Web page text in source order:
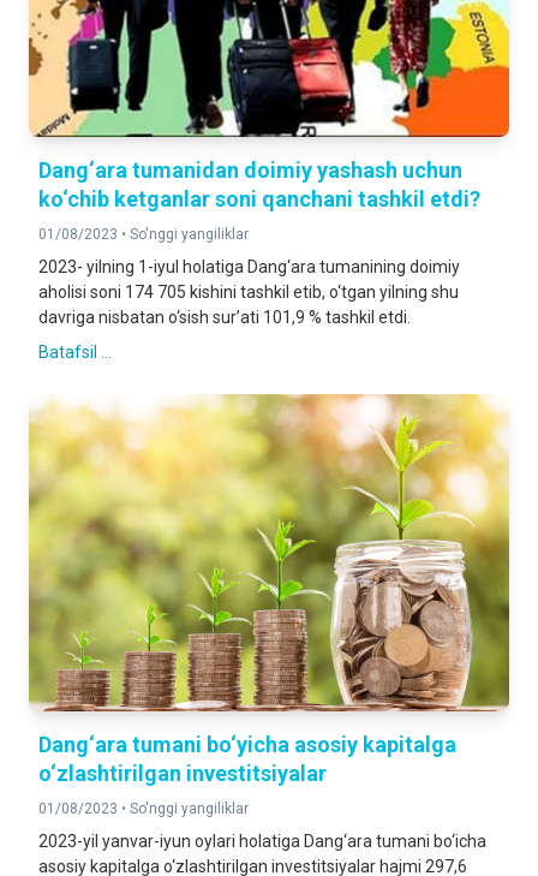
Dang‘ara tumanidan doimiy yashash uchun
ko‘chib ketganlar soni qanchani tashkil etdi?
01/08/2023 • So'nggi yangiliklar
2023- yilning 1-iyul holatiga Dang‘ara tumanining doimiy
aholisi soni 174 705 kishini tashkil etib, o‘tgan yilning shu
davriga nisbatan o‘sish sur’ati 101,9 % tashkil etdi.
Batafsil ...
Dang‘ara tumani bo‘yicha asosiy kapitalga
o‘zlashtirilgan investitsiyalar
01/08/2023 • So'nggi yangiliklar
2023-yil yanvar-iyun oylari holatiga Dang‘ara tumani bo‘icha
asosiy kapitalga o‘zlashtirilgan investitsiyalar hajmi 297,6